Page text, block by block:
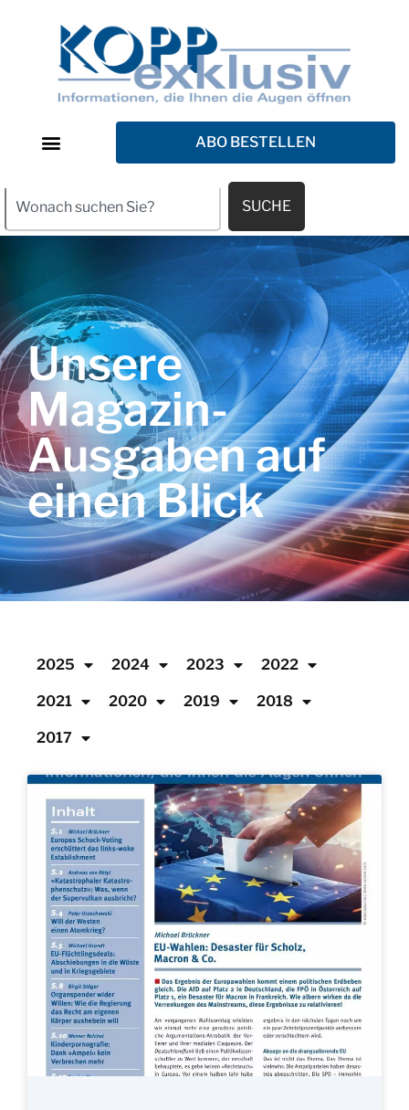
ABO BESTELLEN
SUCHE
Unsere
Magazin-
Ausgaben auf
einen Blick
2025 2024 2023 2022
2021 2020 2019 2018
2017